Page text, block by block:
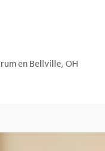
en Bellville, OH